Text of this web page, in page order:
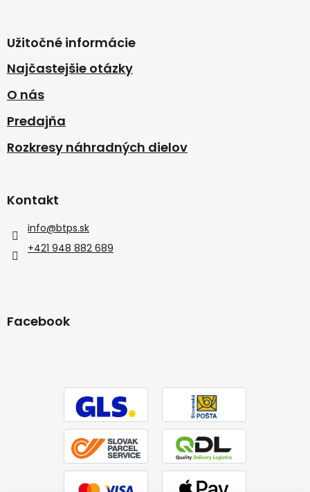
Užitočné informácie
Najčastejšie otázky
O nás
Predajňa
Rozkresy náhradných dielov
Kontakt
info@btps.sk
+421 948 882 689
Facebook